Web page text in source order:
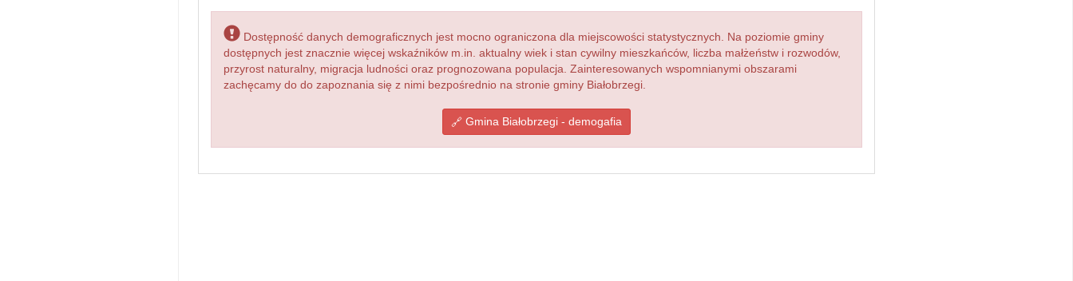
Dostępność danych demograficznych jest mocno ograniczona dla miejscowości statystycznych. Na poziomie gminy
dostępnych jest znacznie więcej wskaźników m.in. aktualny wiek i stan cywilny mieszkańców, liczba małżeństw i rozwodów,
przyrost naturalny, migracja ludności oraz prognozowana populacja. Zainteresowanych wspomnianymi obszarami
zachęcamy do do zapoznania się z nimi bezpośrednio na stronie gminy Białobrzegi.
Gmina Białobrzegi - demogafia